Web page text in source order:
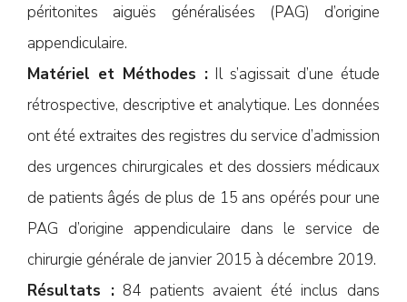
péritonites aiguës généralisées (PAG) d’origine
appendiculaire.
Matériel et Méthodes :Il s’agissait d’une étude
rétrospective, descriptive et analytique. Les données
ont été extraites des registres du service d’admission
des urgences chirurgicales et des dossiers médicaux
de patients âgés de plus de 15 ans opérés pour une
PAG d’origine appendiculaire dans le service de
chirurgie générale de janvier 2015 à décembre 2019.
Résultats :84 patients avaient été inclus dans